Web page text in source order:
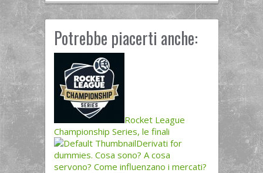
Potrebbe piacerti anche:
Rocket League
Championship Series, le finali
Derivati for
dummies. Cosa sono? A cosa
servono? Come influenzano i mercati?